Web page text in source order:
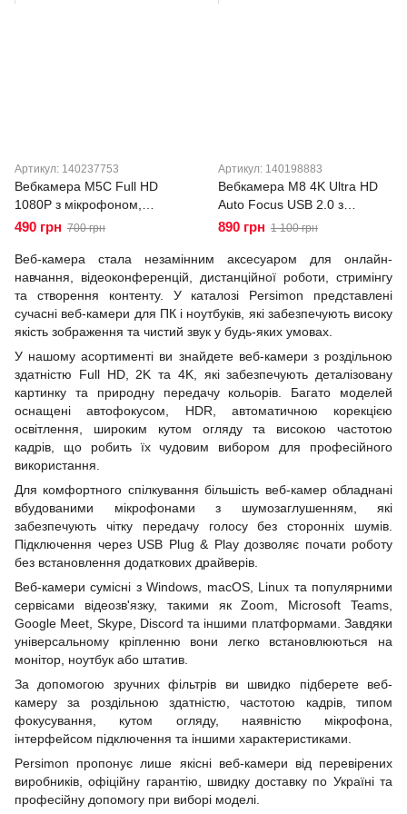
Артикул: 140237753
Вебкамера M5C Full HD
1080P з мікрофоном,
Plug&Play, CMOS, 30 FPS,
490 грн 700 грн
Артикул: 140198883
Вебкамера M8 4K Ultra HD
Auto Focus USB 2.0 з
автофокусом, вбудованим
ПК, ноутбука та стримінгу
890 грн 1 100 грн
Веб-камера стала незамінним аксесуаром для онлайн-
навчання, відеоконференцій, дистанційної роботи, стримінгу
та створення контенту. У каталозі Persimon представлені
сучасні веб-камери для ПК і ноутбуків, які забезпечують високу
якість зображення та чистий звук у будь-яких умовах.
У нашому асортименті ви знайдете веб-камери з роздільною
здатністю Full HD, 2K та 4K, які забезпечують деталізовану
картинку та природну передачу кольорів. Багато моделей
оснащені автофокусом, HDR, автоматичною корекцією
освітлення, широким кутом огляду та високою частотою
кадрів, що робить їх чудовим вибором для професійного
використання.
Для комфортного спілкування більшість веб-камер обладнані
вбудованими мікрофонами з шумозаглушенням, які
забезпечують чітку передачу голосу без сторонніх шумів.
Підключення через USB Plug & Play дозволяє почати роботу
без встановлення додаткових драйверів.
Веб-камери сумісні з Windows, macOS, Linux та популярними
сервісами відеозв'язку, такими як Zoom, Microsoft Teams,
Google Meet, Skype, Discord та іншими платформами. Завдяки
універсальному кріпленню вони легко встановлюються на
монітор, ноутбук або штатив.
За допомогою зручних фільтрів ви швидко підберете веб-
камеру за роздільною здатністю, частотою кадрів, типом
фокусування, кутом огляду, наявністю мікрофона,
інтерфейсом підключення та іншими характеристиками.
Persimon пропонує лише якісні веб-камери від перевірених
виробників, офіційну гарантію, швидку доставку по Україні та
професійну допомогу при виборі моделі.